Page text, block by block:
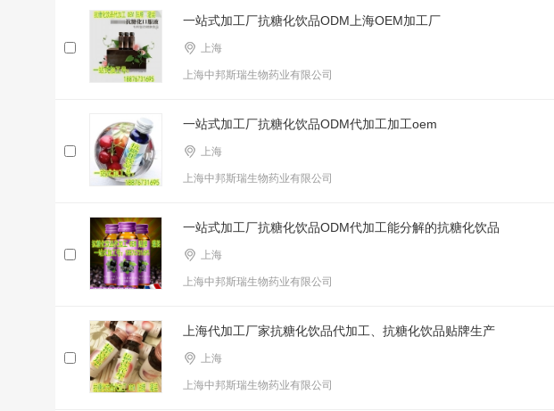
一站式加工厂抗糖化饮品ODM上海OEM加工厂
上海
上海中邦斯瑞生物药业有限公司
一站式加工厂抗糖化饮品ODM代加工加工oem
上海
上海中邦斯瑞生物药业有限公司
一站式加工厂抗糖化饮品ODM代加工能分解的抗糖化饮品
上海
上海中邦斯瑞生物药业有限公司
上海代加工厂家抗糖化饮品代加工、抗糖化饮品贴牌生产
上海
上海中邦斯瑞生物药业有限公司